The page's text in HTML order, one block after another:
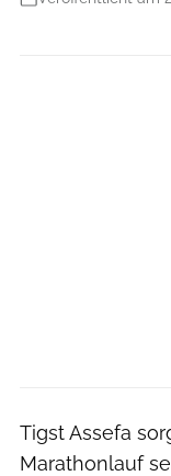
Tigst Assefa
Marathonlauf